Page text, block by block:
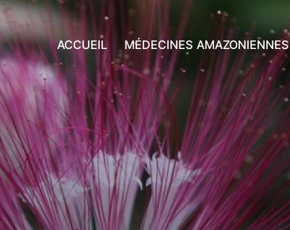
ACCUEIL MÉDECINES AMAZONIENNES